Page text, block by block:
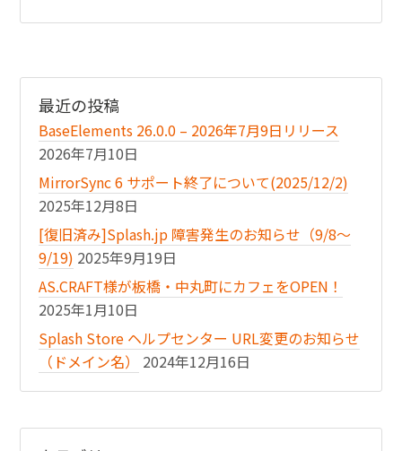
最近の投稿
BaseElements 26.0.0 – 2026年7月9日リリース
2026年7月10日
MirrorSync 6 サポート終了について(2025/12/2)
2025年12月8日
[復旧済み]Splash.jp 障害発生のお知らせ（9/8〜
9/19) 2025年9月19日
AS.CRAFT様が板橋・中丸町にカフェをOPEN！
2025年1月10日
Splash Store ヘルプセンター URL変更のお知らせ
（ドメイン名）
2024年12月16日